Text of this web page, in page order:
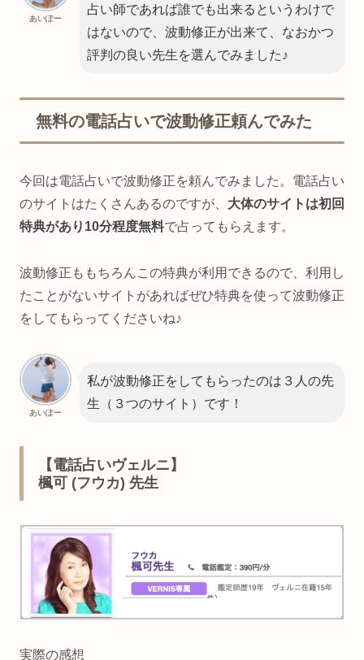
あいぽー
占い師であれば誰でも出来るというわけで
はないので、波動修正が出来て、なおかつ
評判の良い先生を選んでみました♪
無料の電話占いで波動修正頼んでみた
今回は電話占いで波動修正を頼んでみました。電話占い
のサイトはたくさんあるのですが、 大体のサイトは初回
特典があり10分程度無料で占ってもらえます。
波動修正ももちろんこの特典が利用できるので、利用し
たことがないサイトがあればぜひ特典を使って波動修正
をしてもらってくださいね♪
あいぽー
私が波動修正をしてもらったのは３人の先
生（３つのサイト）です！
【電話占いヴェルニ】
楓可 (フウカ) 先生
実際の感想